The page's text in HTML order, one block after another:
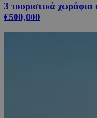
3 τουριστικά
€500,000